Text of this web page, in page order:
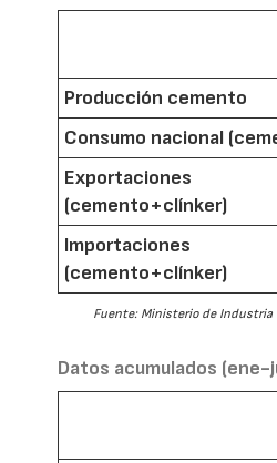
Producción cemento
Consumo nacional
Exportaciones
(cemento+clínker)
Importaciones
(cemento+clínker)
Fuente: Ministerio de Industria
Datos acumulados